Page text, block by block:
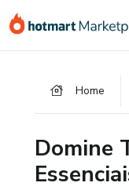
para
para
para
Home
Domine